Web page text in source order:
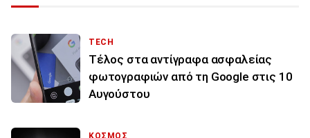
TECH
Τέλος στα αντίγραφα ασφαλείας
φωτογραφιών από τη Google στις 10
Αυγούστου